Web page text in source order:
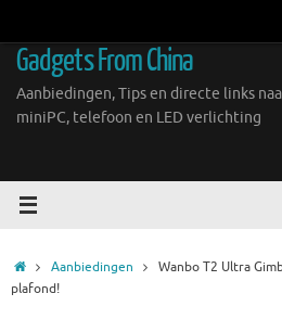
inhoud
Gadgets From China
Aanbiedingen, Tips en directe links
miniPC, telefoon en LED verlichting
HomeAanbiedingen
Wanbo T2 Ultra
plafond!